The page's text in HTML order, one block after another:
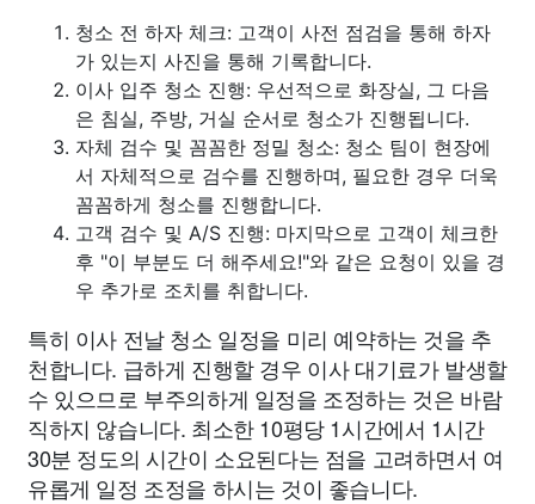
청소 전 하자 체크: 고객이 사전 점검을 통해 하자
가 있는지 사진을 통해 기록합니다.
이사 입주 청소 진행: 우선적으로 화장실, 그 다음
은 침실, 주방, 거실 순서로 청소가 진행됩니다.
자체 검수 및 꼼꼼한 정밀 청소: 청소 팀이 현장에
서 자체적으로 검수를 진행하며, 필요한 경우 더욱
꼼꼼하게 청소를 진행합니다.
고객 검수 및 A/S 진행: 마지막으로 고객이 체크한
후 "이 부분도 더 해주세요!"와 같은 요청이 있을 경
우 추가로 조치를 취합니다.
특히 이사 전날 청소 일정을 미리 예약하는 것을 추
천합니다. 급하게 진행할 경우 이사 대기료가 발생할
수 있으므로 부주의하게 일정을 조정하는 것은 바람
직하지 않습니다. 최소한 10평당 1시간에서 1시간
30분 정도의 시간이 소요된다는 점을 고려하면서 여
유롭게 일정 조정을 하시는 것이 좋습니다.